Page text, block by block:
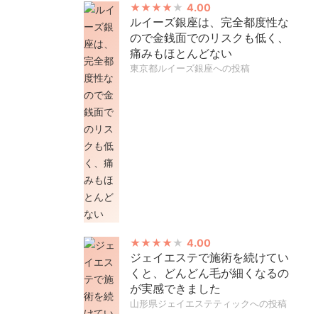
4.00
ルイーズ銀座は、完全都度性な
ので金銭面でのリスクも低く、
痛みもほとんどない
東京都ルイーズ銀座への投稿
4.00
ジェイエステで施術を続けてい
くと、どんどん毛が細くなるの
が実感できました
山形県ジェイエステティックへの投稿